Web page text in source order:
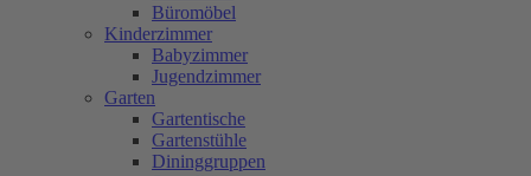
Büromöbel
Kinderzimmer
Babyzimmer
Jugendzimmer
Garten
Gartentische
Gartenstühle
Dininggruppen